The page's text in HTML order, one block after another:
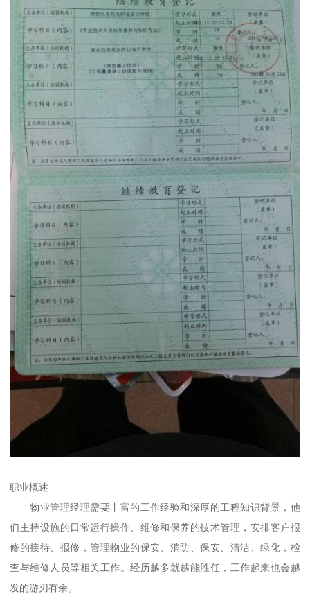
职业概述
物业管理经理需要丰富的工作经验和深厚的工程知识背景，他
们主持设施的日常运行操作、维修和保养的技术管理，安排客户报
修的接待、报修，管理物业的保安、消防、保安、清洁、绿化，检
查与维修人员等相关工作。经历越多就越能胜任，工作起来也会越
发的游刃有余。